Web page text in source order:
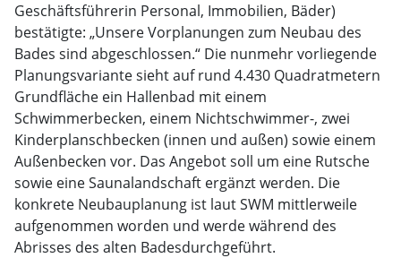
Geschäftsführerin Personal, Immobilien, Bäder)
bestätigte: „Unsere Vorplanungen zum Neubau des
Bades sind abgeschlossen.“ Die nunmehr vorliegende
Planungsvariante sieht auf rund 4.430 Quadratmetern
Grundfläche ein Hallenbad mit einem
Schwimmerbecken, einem Nichtschwimmer-, zwei
Kinderplanschbecken (innen und außen) sowie einem
Außenbecken vor. Das Angebot soll um eine Rutsche
sowie eine Saunalandschaft ergänzt werden. Die
konkrete Neubauplanung ist laut SWM mittlerweile
aufgenommen worden und werde während des
Abrisses des alten Badesdurchgeführt.